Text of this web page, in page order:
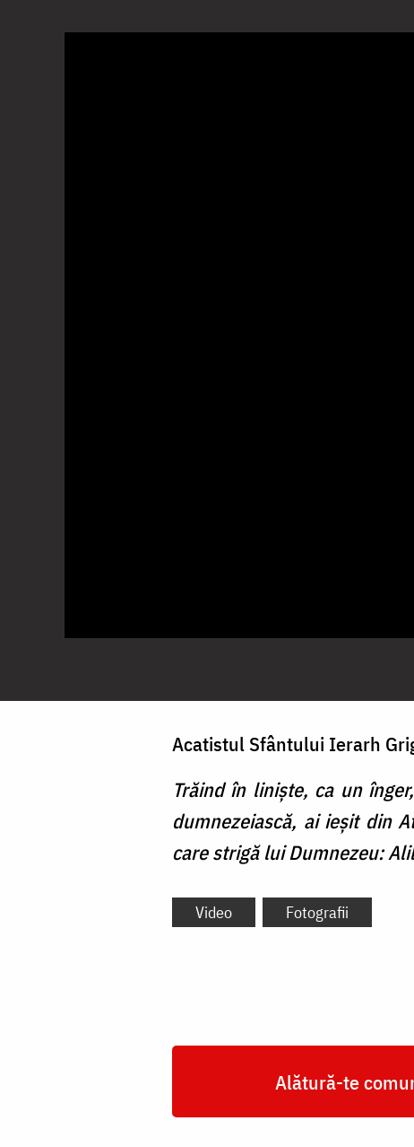
Acatistul Sfântului Ierarh
Trăind în linişte, ca un
dumnezeiască, ai ieşit din
care strigă lui Dumnezeu:
Video Fotografii
Alătură-te